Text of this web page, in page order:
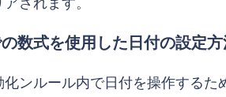
数式を使用した日付の設定
ンルール内で日付を操作するた